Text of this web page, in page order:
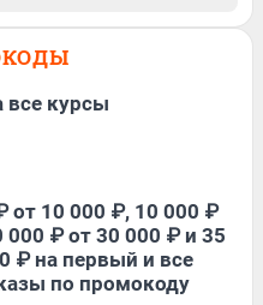
все курсы
от 10 000 ₽, 10 000 ₽
000 ₽ от 30 000 ₽ и 35
₽ на первый и все
по промокоду